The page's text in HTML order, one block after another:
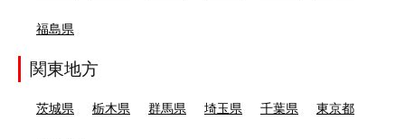
福島県
関東地方
茨城県 栃木県 群馬県 埼玉県 千葉県 東京都